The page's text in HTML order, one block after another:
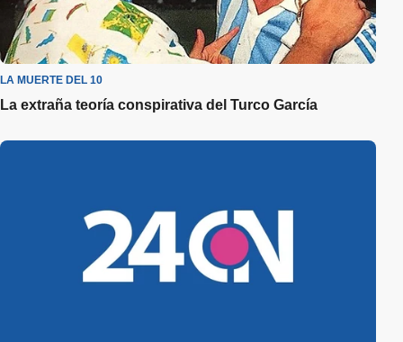
LA MUERTE DEL 10
La extraña teoría conspirativa del Turco García